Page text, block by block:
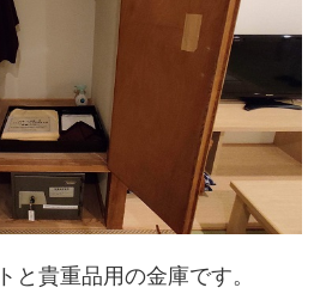
と貴重品用の金庫です。